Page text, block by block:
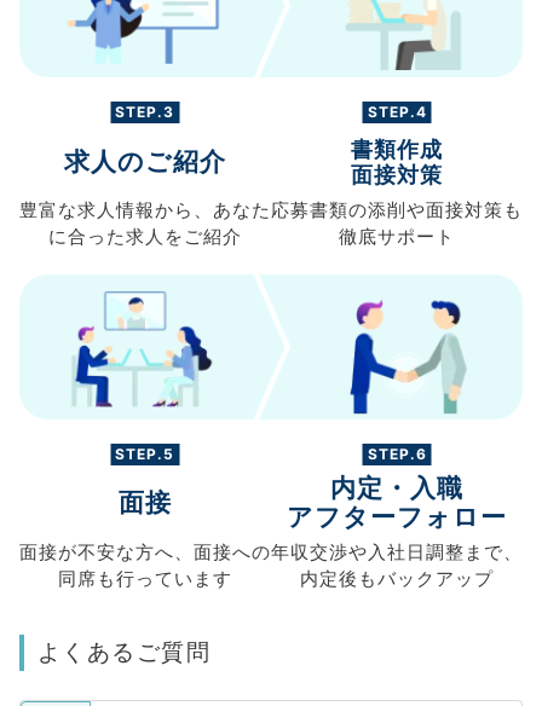
STEP.3
求人のご紹介
豊富な求人情報から、 あなた
に合った求人を ご紹介
STEP.4
書類作成
面接対策
応募書類の添削や面接対策も
徹底サポート
STEP.5
面接
面接が不安な方へ、 面接への
同席も行っています
STEP.6
内定・入職
アフターフォロー
年収交渉や 入社日調整まで、
内定後もバックアップ
よくあるご質問